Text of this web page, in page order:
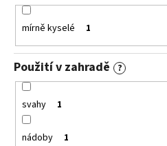
mírně kyselé 1
Použití v zahradě ?
svahy 1
nádoby 1